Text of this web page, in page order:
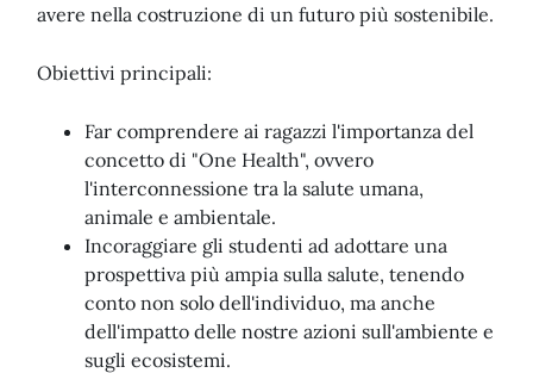
avere nella costruzione di un futuro più sostenibile.
Obiettivi principali:
Far comprendere ai ragazzi l'importanza del
concetto di "One Health", ovvero
l'interconnessione tra la salute umana,
animale e ambientale.
Incoraggiare gli studenti ad adottare una
prospettiva più ampia sulla salute, tenendo
conto non solo dell'individuo, ma anche
dell'impatto delle nostre azioni sull'ambiente e
sugli ecosistemi.